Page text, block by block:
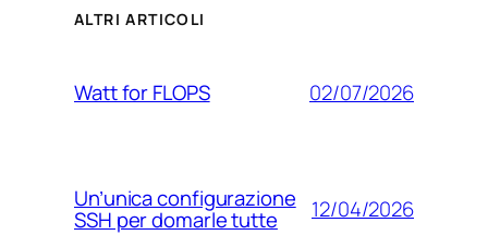
ALTRI ARTICOLI
Watt for FLOPS 02/07/2026
Un’unica configurazione
SSH per domarle tutte 12/04/2026